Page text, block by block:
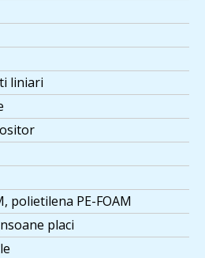
liniari
polietilena PE-FOAM
placi